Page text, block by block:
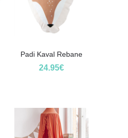
Padi Kaval Rebane
24.95€